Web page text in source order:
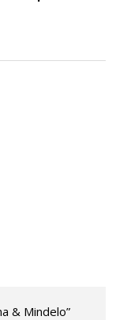
& Mindelo”